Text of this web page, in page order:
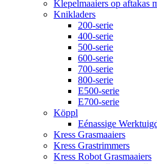
Klepelmaaiers op aftakas
Knikladers
200-serie
400-serie
500-serie
600-serie
700-serie
800-serie
E500-serie
E700-serie
Köppl
Eénassige
Kress Grasmaaiers
Kress Grastrimmers
Kress Robot Grasmaaiers